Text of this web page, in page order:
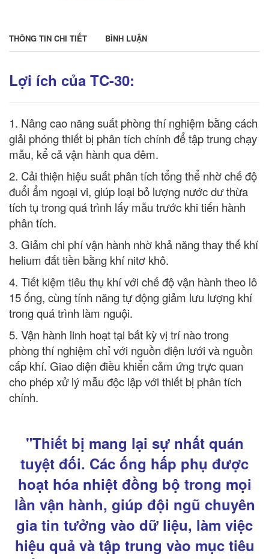
THÔNG TIN CHI TIẾT BÌNH LUẬN
Lợi ích của TC-30:
1. Nâng cao năng suất phòng thí nghiệm bằng cách
giải phóng thiết bị phân tích chính để tập trung chạy
mẫu, kể cả vận hành qua đêm.
2. Cải thiện hiệu suất phân tích tổng thể nhờ chế độ
đuổi ẩm ngoại vi, giúp loại bỏ lượng nước dư thừa
tích tụ trong quá trình lấy mẫu trước khi tiến hành
phân tích.
3. Giảm chi phí vận hành nhờ khả năng thay thế khí
helium đắt tiền bằng khí nitơ khô.
4. Tiết kiệm tiêu thụ khí với chế độ vận hành theo lô
15 ống, cùng tính năng tự động giảm lưu lượng khí
trong quá trình làm nguội.
5. Vận hành linh hoạt tại bất kỳ vị trí nào trong
phòng thí nghiệm chỉ với nguồn điện lưới và nguồn
cấp khí. Giao diện điều khiển cảm ứng trực quan
cho phép xử lý mẫu độc lập với thiết bị phân tích
chính.
"Thiết bị mang lại sự nhất quán
tuyệt đối. Các ống hấp phụ được
hoạt hóa nhiệt đồng bộ trong mọi
lần vận hành, giúp đội ngũ chuyên
gia tin tưởng vào dữ liệu, làm việc
hiệu quả và tập trung vào mục tiêu